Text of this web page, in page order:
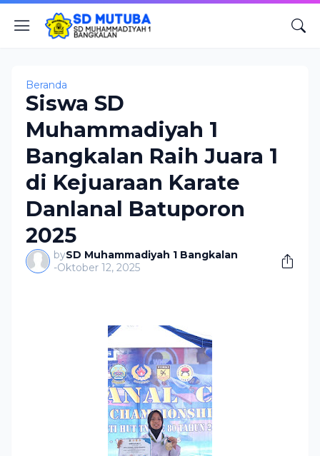
Beranda
Siswa SD
Muhammadiyah 1
Bangkalan Raih Juara 1
di Kejuaraan Karate
Danlanal Batuporon
2025
bySD Muhammadiyah 1 Bangkalan
-Oktober 12, 2025